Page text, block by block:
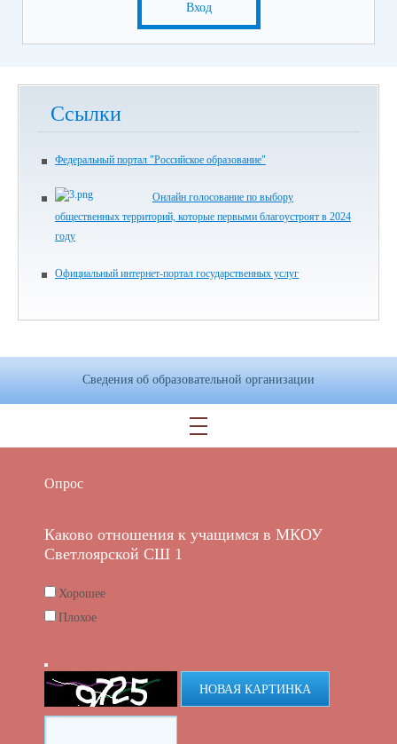
Вход
Ссылки
Федеральный портал "Российское образование"
Онлайн голосование по выбору
общественных территорий, которые первыми благоустроят в 2024
году
Официальный интернет-портал государственных услуг
Сведения об образовательной организации
Опрос
Каково отношения к учащимся в МКОУ
Светлоярской СШ 1
Хорошее
Плохое
НОВАЯ КАРТИНКА